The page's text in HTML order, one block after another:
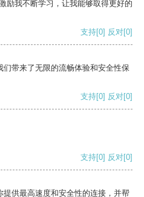
励我不断学习，让我能够取得更好的
支持[0] 反对[0]
带来了无限的流畅体验和安全性保
支持[0] 反对[0]
支持[0] 反对[0]
供最高速度和安全性的连接，并帮